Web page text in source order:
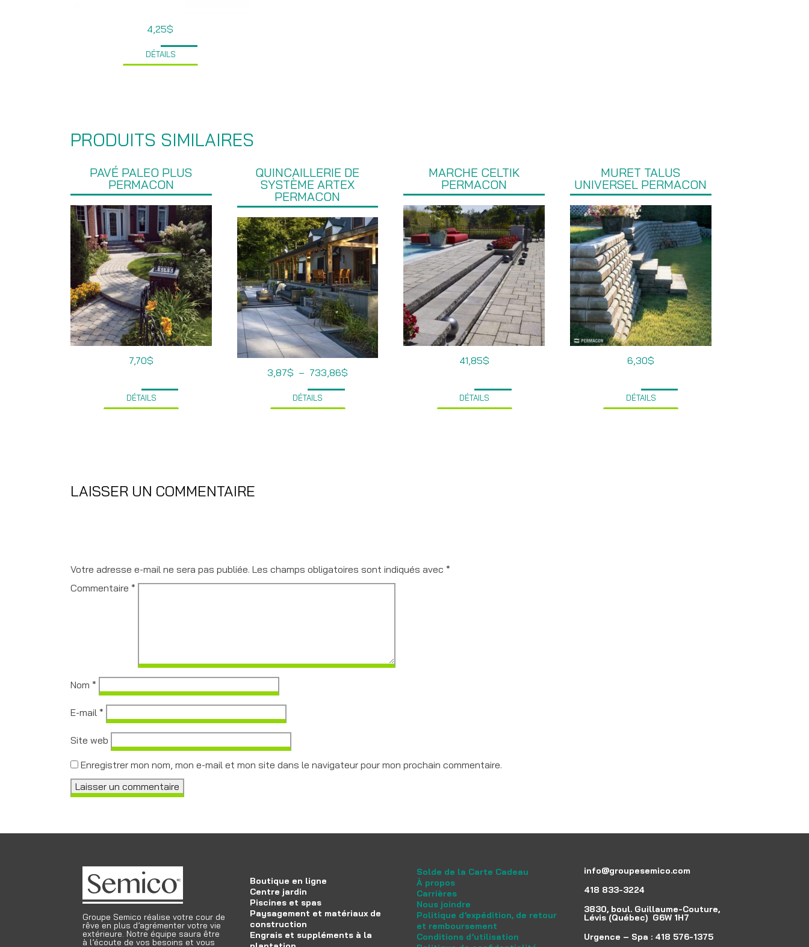
4,25$
DÉTAILS
PRODUITS SIMILAIRES
PAVÉ PALEO PLUS
PERMACON
7,70$
DÉTAILS
QUINCAILLERIE DE
SYSTÈME ARTEX
PERMACON
3,87$ – 733,86$Plage
DÉTAILS
MARCHE CELTIK
PERMACON
41,85$
DÉTAILS
MURET TALUS
UNIVERSEL PERMACON
6,30$
DÉTAILS
LAISSER UN COMMENTAIRE
Votre adresse e-mail ne sera pas publiée. Les champs obligatoires sont indiqués avec *
Commentaire *
Nom *
E-mail *
Site web
Enregistrer mon nom, mon e-mail et mon site dans le navigateur pour mon prochain commentaire.
Groupe Semico réalise votre cour de
rêve en plus d’agrémenter votre vie
extérieure. Notre équipe saura être
à l’écoute de vos besoins et vous
Boutique en ligne
Centre jardin
Piscines et spas
Paysagement et matériaux de
construction
Engrais et suppléments à la
Solde de la Carte Cadeau
À propos
Carrières
Nous joindre
Politique d’expédition, de retour
et remboursement
Conditions d’utilisation
info@groupesemico.com
418 833-3224
3830, boul. Guillaume-Couture,
Lévis (Québec) G6W 1H7
Urgence – Spa : 418 576-1375